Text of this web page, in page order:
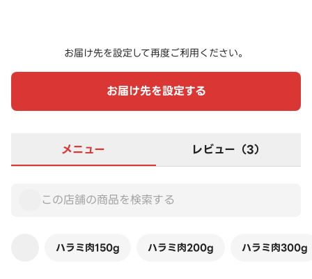
お届け先を設定して再度ご利用ください。
お届け先を設定する
メニュー レビュー（3）
ハラミ肉150g ハラミ肉200g ハラミ肉300g